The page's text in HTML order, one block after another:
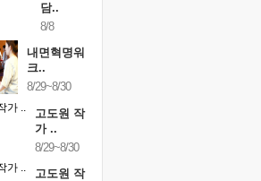
담..
8/8
내면혁명워
크..
8/29~8/30
고도원 작
가 ..
8/29~8/30
고도원 작